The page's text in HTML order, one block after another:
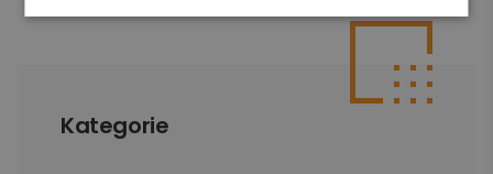
Kategorie